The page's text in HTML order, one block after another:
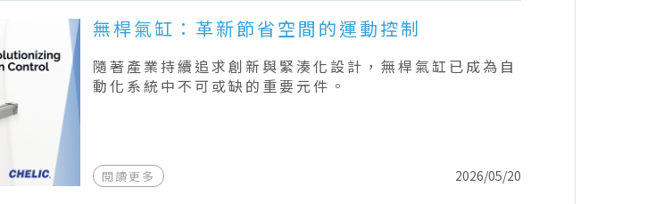
無桿氣缸：革新節省空間的運動控制
隨著產業持續追求創新與緊湊化設計，無桿氣缸已成為自
動化系統中不可或缺的重要元件。
2026/05/20
閱讀更多